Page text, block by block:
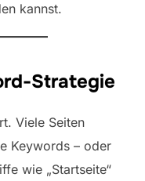
kannst.
Strategie
Viele Seiten
Keywords – oder
wie „Startseite“